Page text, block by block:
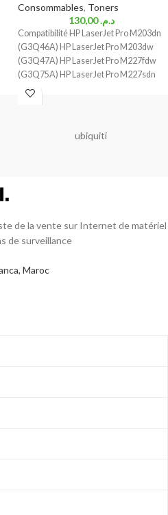
Consommables, Toners
د.م.130,00
Compatibilité HP LaserJet Pro M203dn
(G3Q46A) HP LaserJet Pro M203dw
(G3Q47A) HP LaserJet Pro M227fdw
(G3Q75A) HP LaserJet Pro M227sdn
ubiquiti
de la vente sur Internet de matériel
de surveillance
Maroc